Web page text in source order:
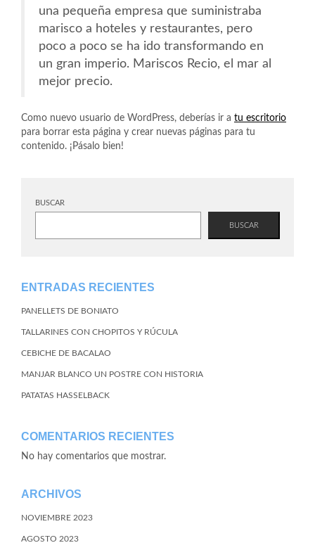
una pequeña empresa que suministraba
marisco a hoteles y restaurantes, pero
poco a poco se ha ido transformando en
un gran imperio. Mariscos Recio, el mar al
mejor precio.
Como nuevo usuario de WordPress, deberías ir a tu escritorio
para borrar esta página y crear nuevas páginas para tu
contenido. ¡Pásalo bien!
BUSCAR
BUSCAR
ENTRADAS RECIENTES
PANELLETS DE BONIATO
TALLARINES CON CHOPITOS Y RÚCULA
CEBICHE DE BACALAO
MANJAR BLANCO UN POSTRE CON HISTORIA
PATATAS HASSELBACK
COMENTARIOS RECIENTES
No hay comentarios que mostrar.
ARCHIVOS
NOVIEMBRE 2023
AGOSTO 2023